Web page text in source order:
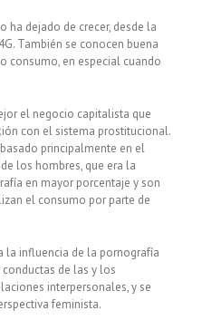
ha dejado de crecer, desde la
También se conocen buena
consumo, en especial cuando
el negocio capitalista que
con el sistema prostitucional.
principalmente en el
los hombres, que era la
en mayor porcentaje y son
el consumo por parte de
la influencia de la pornografía
de las y los
interpersonales, y se
feminista.